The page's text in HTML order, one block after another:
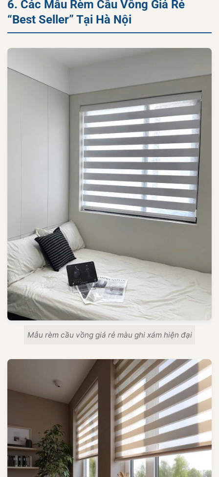
6. Các Mẫu Rèm Cầu Vồng Giá Rẻ
“Best Seller” Tại Hà Nội
Mẫu rèm cầu vồng giá rẻ màu ghi xám hiện đại